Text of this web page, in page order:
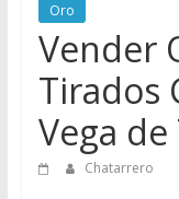
para
vender
Chatarra
Oro
Vender
Tirados
Vega
Chatarrero